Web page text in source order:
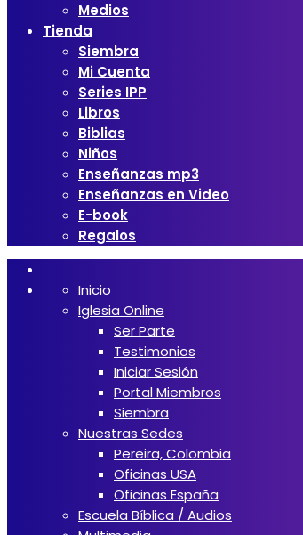
Medios
Tienda
Siembra
Mi Cuenta
Series IPP
Libros
Biblias
Niños
Enseñanzas mp3
Enseñanzas en Video
E-book
Regalos
Inicio
Iglesia Online
Ser Parte
Testimonios
Iniciar Sesión
Portal Miembros
Siembra
Nuestras Sedes
Pereira, Colombia
Oficinas USA
Oficinas España
Escuela Bíblica / Audios